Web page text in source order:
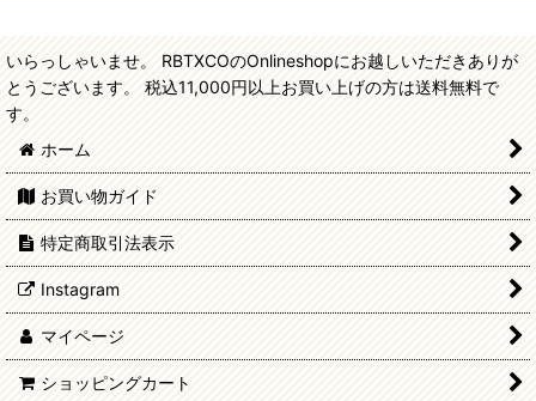
いらっしゃいませ。 RBTXCOのOnlineshopにお越しいただきありが
とうございます。 税込11,000円以上お買い上げの方は送料無料で
す。
ホーム
お買い物ガイド
特定商取引法表示
Instagram
マイページ
ショッピングカート